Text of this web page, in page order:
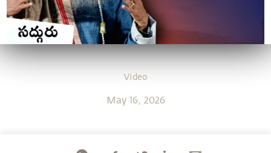
Video
May 16, 2026